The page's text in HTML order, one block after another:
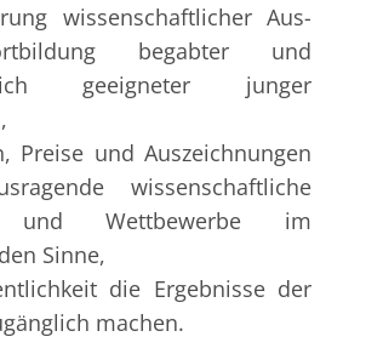
wissenschaftlicher Aus-
begabter und
geeigneter junger
Preise und Auszeichnungen
wissenschaftliche
und Wettbewerbe im
Sinne,
die Ergebnisse der
machen.